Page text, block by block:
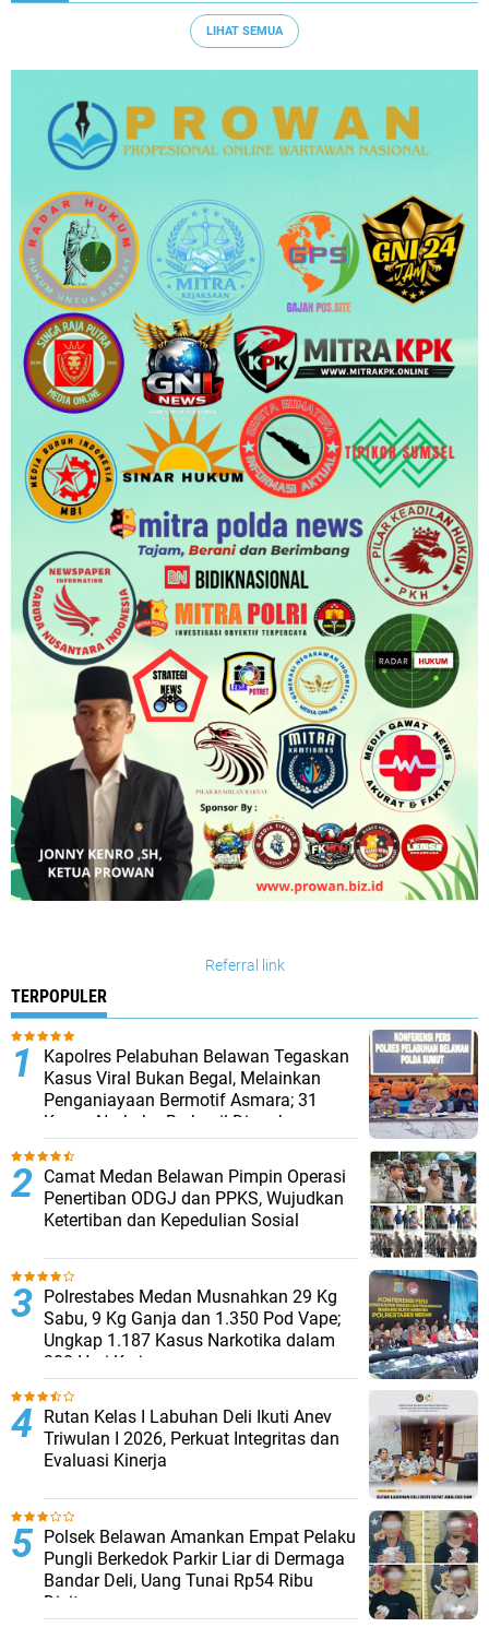
LIHAT SEMUA
Referral link
TERPOPULER
Kapolres Pelabuhan Belawan Tegaskan
Kasus Viral Bukan Begal, Melainkan
Penganiayaan Bermotif Asmara; 31
Kasus Narkoba Berhasil Diungkap
Camat Medan Belawan Pimpin Operasi
Penertiban ODGJ dan PPKS, Wujudkan
Ketertiban dan Kepedulian Sosial
Polrestabes Medan Musnahkan 29 Kg
Sabu, 9 Kg Ganja dan 1.350 Pod Vape;
Ungkap 1.187 Kasus Narkotika dalam
300 Hari Kerja
Rutan Kelas I Labuhan Deli Ikuti Anev
Triwulan I 2026, Perkuat Integritas dan
Evaluasi Kinerja
Polsek Belawan Amankan Empat Pelaku
Pungli Berkedok Parkir Liar di Dermaga
Bandar Deli, Uang Tunai Rp54 Ribu
Disita